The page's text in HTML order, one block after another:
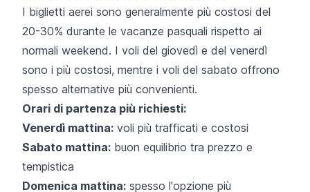
I biglietti aerei sono generalmente più costosi del
20-30% durante le vacanze pasquali rispetto ai
normali weekend. I voli del giovedì e del venerdì
sono i più costosi, mentre i voli del sabato offrono
spesso alternative più convenienti.
Orari di partenza più richiesti:
Venerdì mattina: voli più trafficati e costosi
Sabato mattina: buon equilibrio tra prezzo e
tempistica
Domenica mattina: spesso l'opzione più